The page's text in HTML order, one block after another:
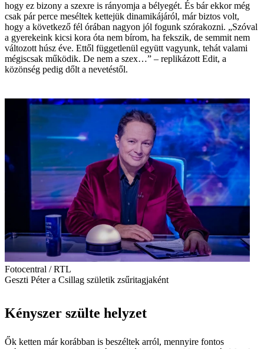
hogy ez bizony a szexre is rányomja a bélyegét. És bár ekkor még
csak pár perce meséltek kettejük dinamikájáról, már biztos volt,
hogy a következő fél órában nagyon jól fogunk szórakozni. „Szóval
a gyerekeink kicsi kora óta nem bírom, ha fekszik, de semmit nem
változott húsz éve. Ettől függetlenül együtt vagyunk, tehát valami
mégiscsak működik. De nem a szex…” – replikázott Edit, a
közönség pedig dőlt a nevetéstől.
Fotocentral / RTL
Geszti Péter a Csillag születik zsűritagjaként
Kényszer szülte helyzet
Ők ketten már korábban is beszéltek arról, mennyire fontos